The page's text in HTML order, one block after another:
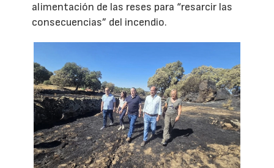
alimentación de las reses para “resarcir las
consecuencias” del incendio.